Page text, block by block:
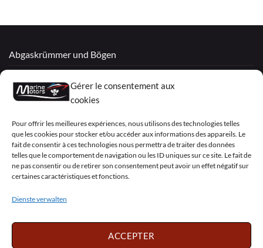
Gérer le consentement aux
cookies
Pour offrir les meilleures expériences, nous utilisons des technologies telles
que les cookies pour stocker et/ou accéder aux informations des appareils. Le
fait de consentir à ces technologies nous permettra de traiter des données
telles que le comportement de navigation ou les ID uniques sur ce site. Le fait de
ne pas consentir ou de retirer son consentement peut avoir un effet négatif sur
certaines caractéristiques et fonctions.
Dienste verwalten
ACCEPTER
Abgaskrümmer und Bögen
Mercruiser
VOLVO PENTA / OMC
My Account